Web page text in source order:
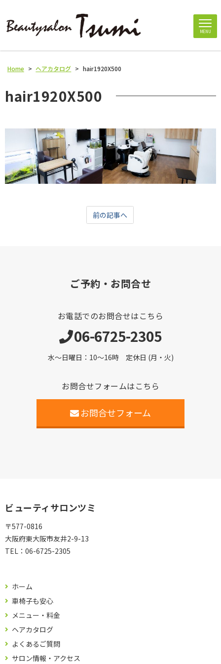
MENU
Home > ヘアカタログ > hair1920X500
hair1920X500
前の記事へ
ご予約・お問合せ
お電話でのお問合せはこちら
06-6725-2305
水～日曜日：10～16時 定休日 (月・火)
お問合せフォームはこちら
お問合せフォーム
ビューティサロンツミ
〒577-0816
大阪府東大阪市友井2-9-13
TEL： 06-6725-2305
ホーム
車椅子も安心
メニュー・料金
ヘアカタログ
よくあるご質問
サロン情報・アクセス